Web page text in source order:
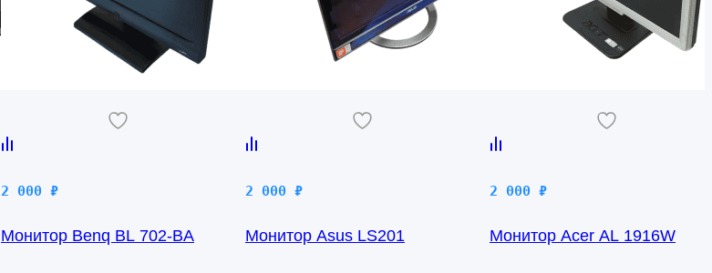
2 000 ₽
Монитор Benq BL 702-BA
2 000 ₽
Монитор Asus LS201
2 000 ₽
Монитор Acer AL 1916W